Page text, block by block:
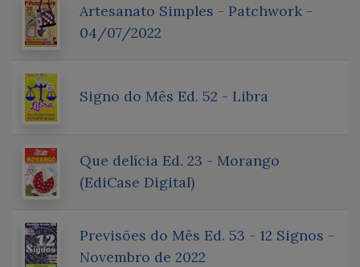
Artesanato Simples - Patchwork -
04/07/2022
Signo do Mês Ed. 52 - Libra
Que delícia Ed. 23 - Morango
(EdiCase Digital)
Previsões do Mês Ed. 53 - 12 Signos -
Novembro de 2022